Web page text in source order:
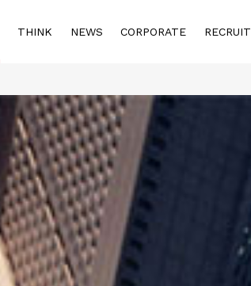
THINK NEWS CORPORATE RECRUIT